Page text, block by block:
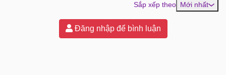
Sắp xếp theo Mới nhất
Đăng nhập để bình luận